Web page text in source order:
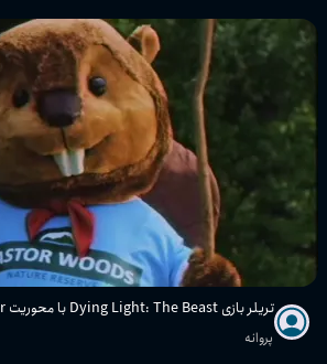
تریلر بازی Dying Light: The Beast با محوریت Bober the Beaver
پروانه